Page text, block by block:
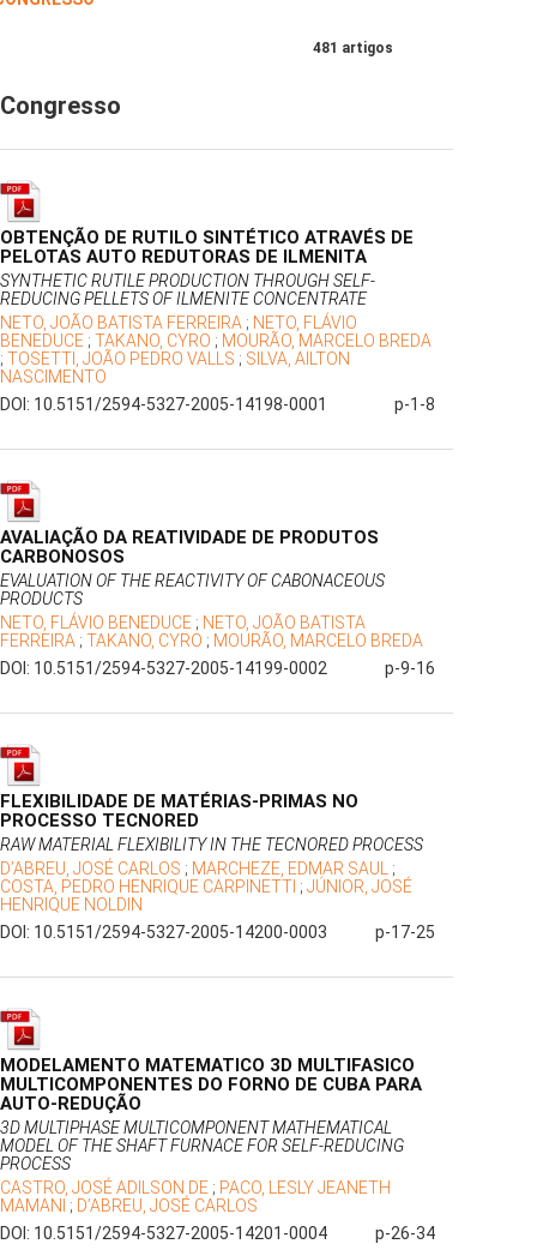
481 artigos
Congresso
OBTENÇÃO DE RUTILO SINTÉTICO ATRAVÉS DE
PELOTAS AUTO REDUTORAS DE ILMENITA
SYNTHETIC RUTILE PRODUCTION THROUGH SELF-
REDUCING PELLETS OF ILMENITE CONCENTRATE
NETO, JOÃO BATISTA FERREIRA ; NETO, FLÁVIO
BENEDUCE ; TAKANO, CYRO ; MOURÃO, MARCELO BREDA
; TOSETTI, JOÃO PEDRO VALLS ; SILVA, AILTON
NASCIMENTO
DOI: 10.5151/2594-5327-2005-14198-0001
p-1-8
AVALIAÇÃO DA REATIVIDADE DE PRODUTOS
CARBONOSOS
EVALUATION OF THE REACTIVITY OF CABONACEOUS
PRODUCTS
NETO, FLÁVIO BENEDUCE ; NETO, JOÃO BATISTA
FERREIRA ; TAKANO, CYRO ; MOURÃO, MARCELO BREDA
DOI: 10.5151/2594-5327-2005-14199-0002
p-9-16
FLEXIBILIDADE DE MATÉRIAS-PRIMAS NO
PROCESSO TECNORED
RAW MATERIAL FLEXIBILITY IN THE TECNORED PROCESS
D’ABREU, JOSÉ CARLOS ; MARCHEZE, EDMAR SAUL ;
COSTA, PEDRO HENRIQUE CARPINETTI ; JÚNIOR, JOSÉ
HENRIQUE NOLDIN
DOI: 10.5151/2594-5327-2005-14200-0003
p-17-25
MODELAMENTO MATEMATICO 3D MULTIFASICO
MULTICOMPONENTES DO FORNO DE CUBA PARA
AUTO-REDUÇÃO
3D MULTIPHASE MULTICOMPONENT MATHEMATICAL
MODEL OF THE SHAFT FURNACE FOR SELF-REDUCING
PROCESS
CASTRO, JOSÉ ADILSON DE ; PACO, LESLY JEANETH
MAMANI ; D’ABREU, JOSÉ CARLOS
DOI: 10.5151/2594-5327-2005-14201-0004
p-26-34